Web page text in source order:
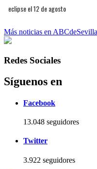
eclipse el 12 de agosto
Más noticias en
Redes Sociales
Síguenos en
Facebook
13.048 seguidores
Twitter
3.922 seguidores